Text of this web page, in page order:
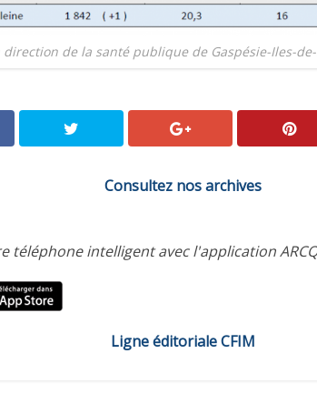
de la santé publique de Gaspésie-Iles-
Consultez nos archives
téléphone intelligent avec l'application ARCQ
Ligne éditoriale CFIM